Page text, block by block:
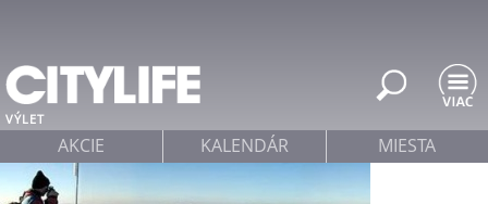
VÝLET
AKCIE KALENDÁR MIESTA